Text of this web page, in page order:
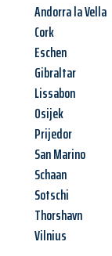
Andorra la Vella
Cork
Eschen
Gibraltar
Lissabon
Osijek
Prijedor
San Marino
Schaan
Sotschi
Thorshavn
Vilnius